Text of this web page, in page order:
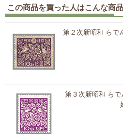
この商品を買った人はこんな商
第２次新昭和 らで
第３次新昭和 ら